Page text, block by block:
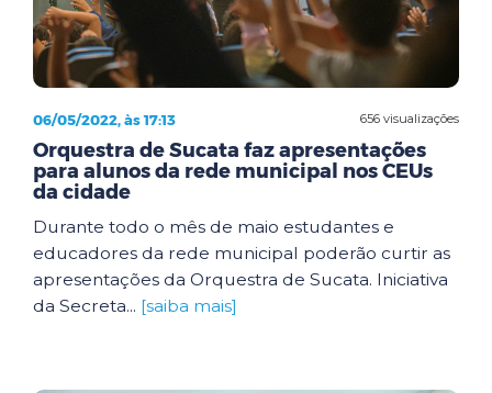
656 visualizações
06/05/2022, às 17:13
Orquestra de Sucata faz apresentações
para alunos da rede municipal nos CEUs
da cidade
Durante todo o mês de maio estudantes e
educadores da rede municipal poderão curtir as
apresentações da Orquestra de Sucata. Iniciativa
da Secreta... [saiba mais]